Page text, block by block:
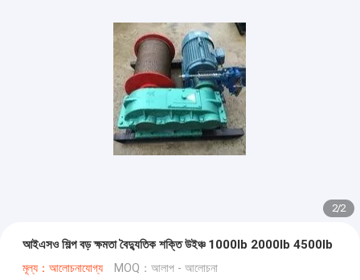
2/2
আইএসও শিল্প বড় ক্ষমতা বৈদ্যুতিক শক্তি উইঞ্চ 1000lb 2000lb 4500lb
মূল্য：আলোচনাযোগ্য MOQ：আলাপ - আলোচনা